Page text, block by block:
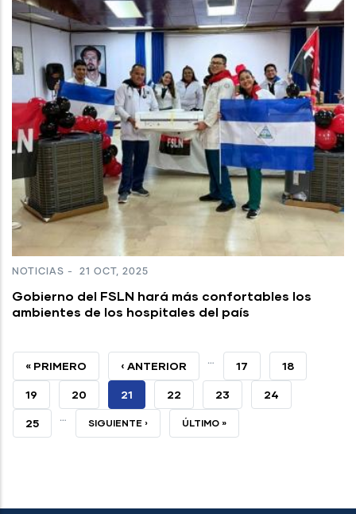
NOTICIAS - 21 OCT, 2025
Gobierno del FSLN hará más confortables los
ambientes de los hospitales del país
PRIMERA
PÁGINA
« PRIMERO
PÁGINA
ANTERIOR
‹ ANTERIOR … PAGE
17 PAGE
18
PAGE
19 PAGE
20
PÁGINA
ACTUAL
21 PAGE
22 PAGE
23 PAGE
24
PAGE
25 … SIGUIENTE
SIGUIENTE › ÚLTIMA
ÚLTIMO »